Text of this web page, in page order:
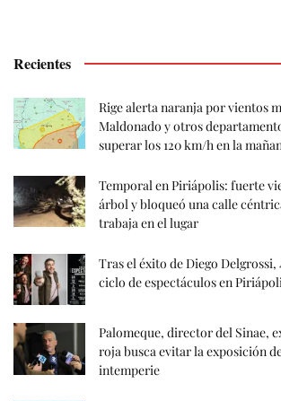
Recientes
Rige alerta naranja por vientos
Maldonado y otros
superar los 120 km/h en la
Temporal en Piriápolis: fuerte
árbol y bloqueó una calle
trabaja en el lugar
Tras el éxito de Diego
ciclo de espectáculos en
Palomeque, director del Sinae,
roja busca evitar la exposición
intemperie